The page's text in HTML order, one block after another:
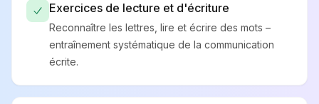
Exercices de lecture et d'écriture
Reconnaître les lettres, lire et écrire des mots –
entraînement systématique de la communication
écrite.